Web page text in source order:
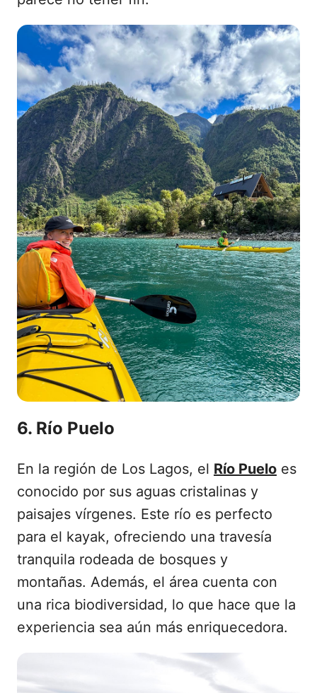
6. Río Puelo
En la región de Los Lagos, el Río Puelo es
conocido por sus aguas cristalinas y
paisajes vírgenes. Este río es perfecto
para el kayak, ofreciendo una travesía
tranquila rodeada de bosques y
montañas. Además, el área cuenta con
una rica biodiversidad, lo que hace que la
experiencia sea aún más enriquecedora.